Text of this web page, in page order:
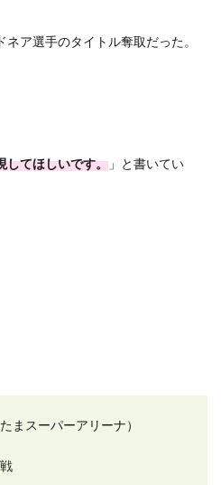
ネア選手のタイトル奪取だった。
してほしいです。 」と書いてい
まスーパーアリーナ）